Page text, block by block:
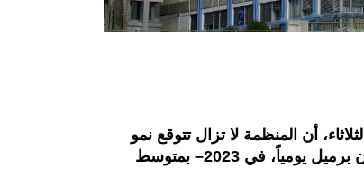
أن المنظمة لا تزال تتوقع نمو
الطلب العالمي على النفط بمقدار 2.3 مليون برميل يومياً، في 2023– بمتوسط